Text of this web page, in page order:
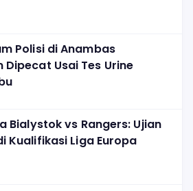
Polisi di Anambas
Dipecat Usai Tes Urine
Bialystok vs Rangers: Ujian
Kualifikasi Liga Europa